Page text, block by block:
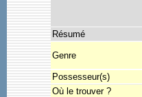
Résumé
Genre
Possesseur(s)
Où le trouver ?